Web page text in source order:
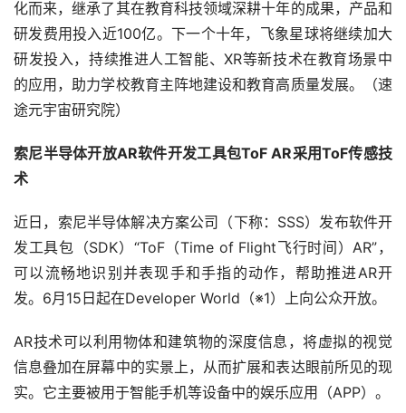
化而来，继承了其在教育科技领域深耕十年的成果，产品和
研发费用投入近100亿。下一个十年，飞象星球将继续加大
研发投入，持续推进人工智能、XR等新技术在教育场景中
的应用，助力学校教育主阵地建设和教育高质量发展。（速
途元宇宙研究院）
索尼半导体开放AR软件开发工具包ToF AR采用ToF传感技
术
近日，索尼半导体解决方案公司（下称：SSS）发布软件开
发工具包（SDK）“ToF（Time of Flight飞行时间）AR”，
可以流畅地识别并表现手和手指的动作，帮助推进AR开
发。6月15日起在Developer World（※1）上向公众开放。
AR技术可以利用物体和建筑物的深度信息，将虚拟的视觉
信息叠加在屏幕中的实景上，从而扩展和表达眼前所见的现
实。它主要被用于智能手机等设备中的娱乐应用（APP）。